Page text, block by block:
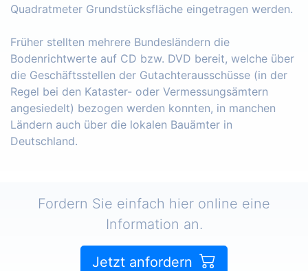
Quadratmeter Grundstücksfläche eingetragen werden.
Früher stellten mehrere Bundesländern die
Bodenrichtwerte auf CD bzw. DVD bereit, welche über
die Geschäftsstellen der Gutachterausschüsse (in der
Regel bei den Kataster- oder Vermessungsämtern
angesiedelt) bezogen werden konnten, in manchen
Ländern auch über die lokalen Bauämter in
Deutschland.
Fordern Sie einfach hier online eine
Information an.
Jetzt anfordern